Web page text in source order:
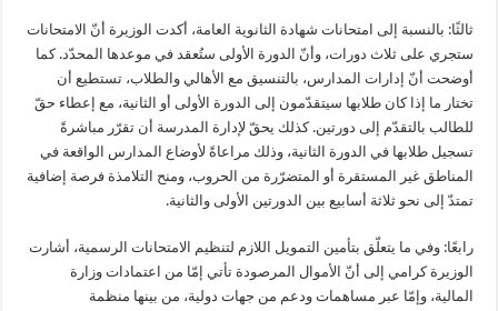
ثالثًا: بالنسبة إلى امتحانات شهادة الثانوية العامة، أكدت الوزيرة أنّ الامتحانات
ستجري على ثلاث دورات، وأنّ الدورة الأولى ستُعقد في موعدها المحدّد. كما
أوضحت أنّ إدارات المدارس، بالتنسيق مع الأهالي والطلاب، تستطيع أن
تختار ما إذا كان طلابها سيتقدّمون إلى الدورة الأولى أو الثانية، مع إعطاء حقّ
للطالب بالتقدّم إلى دورتين. كذلك يحقّ لإدارة المدرسة أن تقرّر مباشرةً
تسجيل طلابها في الدورة الثانية، وذلك مراعاةً لأوضاع المدارس الواقعة في
المناطق غير المستقرة أو المتضرّرة من الحروب، ومنح التلامذة فرصة إضافية
تمتدّ إلى نحو ثلاثة أسابيع بين الدورتين الأولى والثانية.
رابعًا: وفي ما يتعلّق بتأمين التمويل اللازم لتنظيم الامتحانات الرسمية، أشارت
الوزيرة كرامي إلى أنّ الأموال المرصودة تأتي إمّا من اعتمادات وزارة
المالية، وإمّا عبر مساهمات ودعم من جهات دولية، من بينها منظمة